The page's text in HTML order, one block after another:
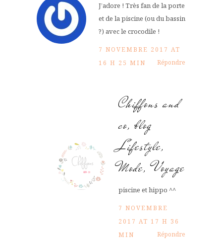
J’adore ! Très fan de la porte
et de la piscine (ou du bassin
?) avec le crocodile !
7 NOVEMBRE 2017 AT
16 H 25 MIN
Répondre
Chiffons and
co, blog
Lifestyle,
Mode, Voyage
piscine et hippo ^^
7 NOVEMBRE
2017 AT 17 H 36
MIN
Répondre